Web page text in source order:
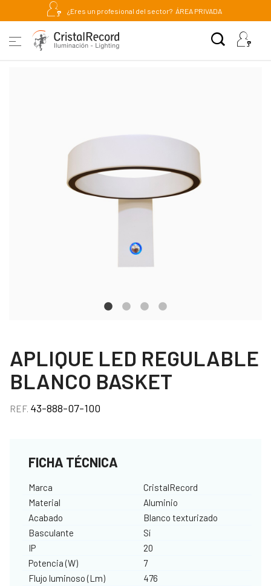
¿Eres un profesional del sector? ÁREA PRIVADA
APLIQUE LED REGULABLE
BLANCO BASKET
REF. 43-888-07-100
FICHA TÉCNICA
Marca
CristalRecord
Material
Aluminio
Acabado
Blanco texturizado
Basculante
Sí
IP
20
Potencia (W)
7
Flujo luminoso (Lm)
476